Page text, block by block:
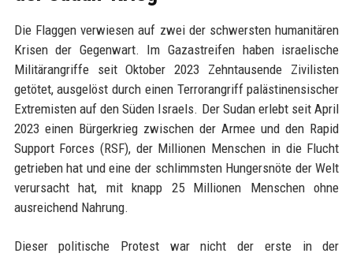
Die Flaggen verwiesen auf zwei der schwersten humanitären
Krisen der Gegenwart. Im Gazastreifen haben israelische
Militärangriffe seit Oktober 2023 Zehntausende Zivilisten
getötet, ausgelöst durch einen Terrorangriff palästinensischer
Extremisten auf den Süden Israels. Der Sudan erlebt seit April
2023 einen Bürgerkrieg zwischen der Armee und den Rapid
Support Forces (RSF), der Millionen Menschen in die Flucht
getrieben hat und eine der schlimmsten Hungersnöte der Welt
verursacht hat, mit knapp 25 Millionen Menschen ohne
ausreichend Nahrung.
Dieser politische Protest war nicht der erste in der